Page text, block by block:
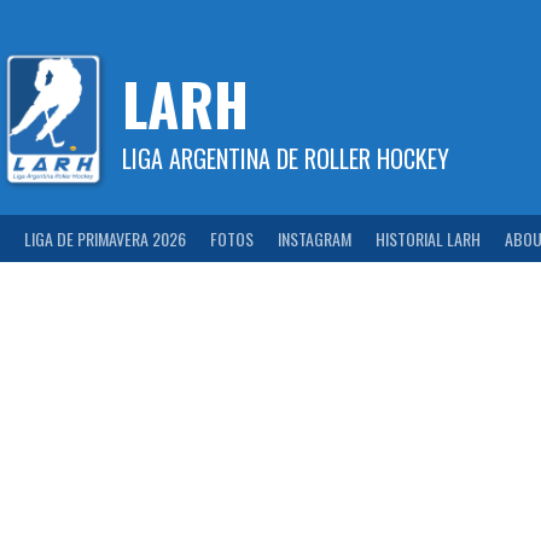
content
LARH
LIGA ARGENTINA DE ROLLER HOCKEY
LIGA DE PRIMAVERA 2026 FOTOS INSTAGRAM HISTORIAL LARH